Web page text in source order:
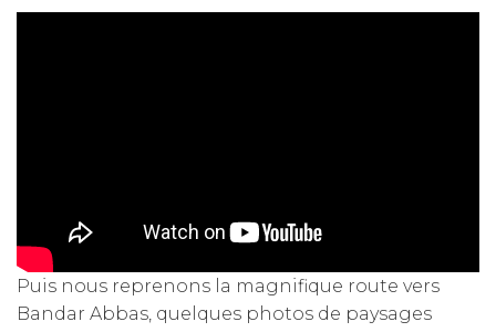
Puis nous reprenons la magnifique route vers
Bandar Abbas, quelques photos de paysages